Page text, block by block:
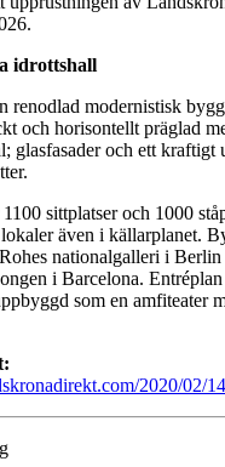
idrottshall
renodlad modernistisk
och horisontellt präglad
glasfasader och ett kraftigt
sittplatser och 1000
även i källarplanet.
nationalgalleri i Berlin
i Barcelona.
som en amfiteater
2020/02/